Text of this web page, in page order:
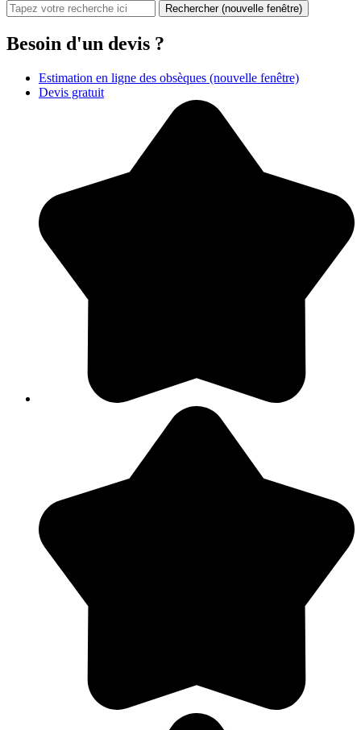
Rechercher (nouvelle fenêtre)
Besoin d'un devis ?
Estimation en ligne des obsèques (nouvelle fenêtre)
Devis gratuit